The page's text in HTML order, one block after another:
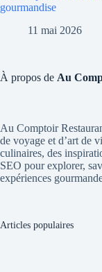
gourmandise
11 mai 2026
À propos de Au
Au Comptoir
de voyage et d’art de
culinaires, des
SEO pour explorer,
expériences
Articles populaires